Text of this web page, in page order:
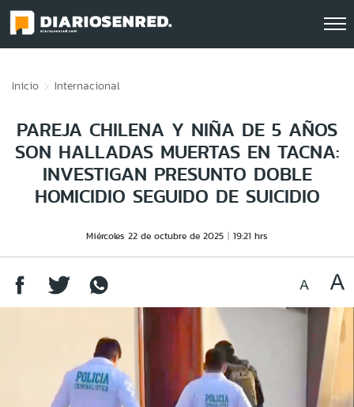
Inicio Internacional
PAREJA CHILENA Y NIÑA DE 5 AÑOS
SON HALLADAS MUERTAS EN TACNA:
INVESTIGAN PRESUNTO DOBLE
HOMICIDIO SEGUIDO DE SUICIDIO
Miércoles 22 de octubre de 2025 19:21 hrs